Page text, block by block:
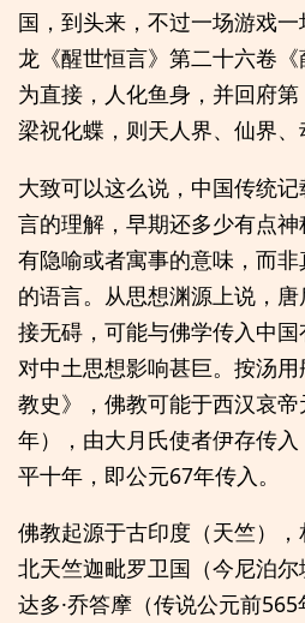
国，到头来，不过一场游戏
龙《醒世恒言》第二十六卷
为直接，人化鱼身，并回府第
梁祝化蝶，则天人界、仙界、
大致可以这么说，中国传统
言的理解，早期还多少有点
有隐喻或者寓事的意味，而
的语言。从思想渊源上说，
接无碍，可能与佛学传入中国
对中土思想影响甚巨。按汤
教史》，佛教可能于西汉哀
年），由大月氏使者伊存传
平十年，即公元67年传入。
佛教起源于古印度（天竺）
北天竺迦毗罗卫国（今尼泊
达多·乔答摩（传说公元前